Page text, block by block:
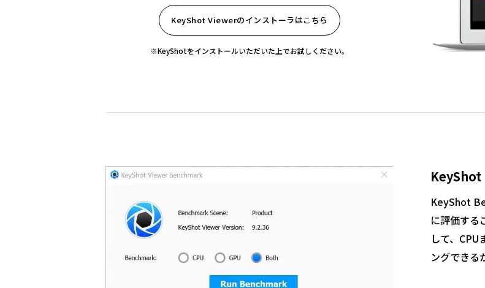
KeyShot Viewerのインストーラはこちら
※KeyShotをインストールいただいた上でお試しください。
KeyShot
に評価する
して、
ングできる